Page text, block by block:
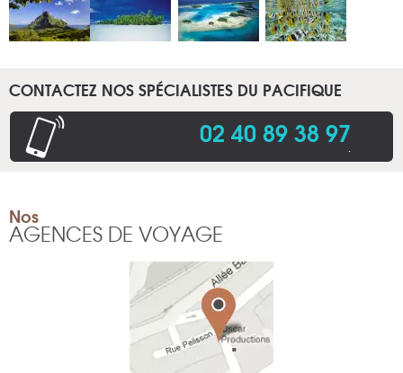
CONTACTEZ NOS SPÉCIALISTES DU PACIFIQUE
02 40 89 38 97.
Nos
AGENCES DE VOYAGE